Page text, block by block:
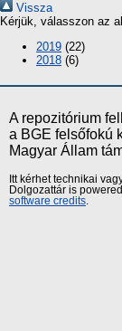
Vissza
Kérjük, válasszon az
2019 (22)
2018 (6)
A repozitórium
a BGE felsőfokú
Magyar Állam
Itt kérhet technikai
Dolgozattár is
software credits